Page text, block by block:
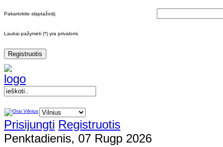
Pakartokite slaptažodį:
Laukai pažymėti (*) yra privalomi.
Registruotis
Prisijungti Registruotis
Penktadienis, 07 Rugp 2026